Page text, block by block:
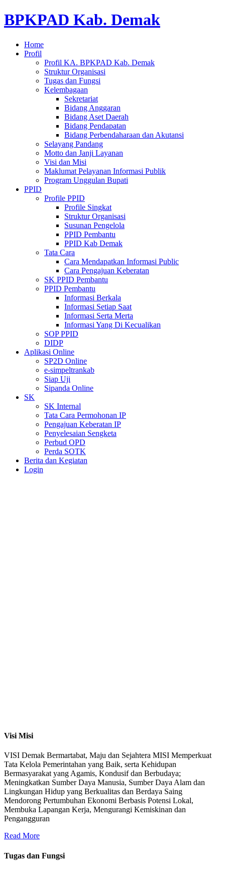
BPKPAD Kab. Demak
Home
Profil
Profil KA. BPKPAD Kab. Demak
Struktur Organisasi
Tugas dan Fungsi
Kelembagaan
Sekretariat
Bidang Anggaran
Bidang Aset Daerah
Bidang Pendapatan
Bidang Perbendaharaan dan Akutansi
Selayang Pandang
Motto dan Janji Layanan
Visi dan Misi
Maklumat Pelayanan Informasi Publik
Program Unggulan Bupati
PPID
Profile PPID
Profile Singkat
Struktur Organisasi
Susunan Pengelola
PPID Pembantu
PPID Kab Demak
Tata Cara
Cara Mendapatkan Informasi Public
Cara Pengajuan Keberatan
SK PPID Pembantu
PPID Pembantu
Informasi Berkala
Informasi Setiap Saat
Informasi Serta Merta
Informasi Yang Di Kecualikan
SOP PPID
DIDP
Aplikasi Online
SP2D Online
e-simpeltrankab
Siap Uji
Sipanda Online
SK
SK Internal
Tata Cara Permohonan IP
Pengajuan Keberatan IP
Penyelesaian Sengketa
Perbud OPD
Perda SOTK
Berita dan Kegiatan
Login
Visi Misi
VISI Demak Bermartabat, Maju dan Sejahtera MISI Memperkuat
Tata Kelola Pemerintahan yang Baik, serta Kehidupan
Bermasyarakat yang Agamis, Kondusif dan Berbudaya;
Meningkatkan Sumber Daya Manusia, Sumber Daya Alam dan
Lingkungan Hidup yang Berkualitas dan Berdaya Saing
Mendorong Pertumbuhan Ekonomi Berbasis Potensi Lokal,
Membuka Lapangan Kerja, Mengurangi Kemiskinan dan
Pengangguran
Read More
Tugas dan Fungsi